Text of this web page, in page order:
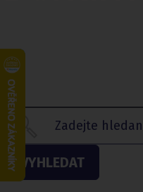
VYHLEDAT